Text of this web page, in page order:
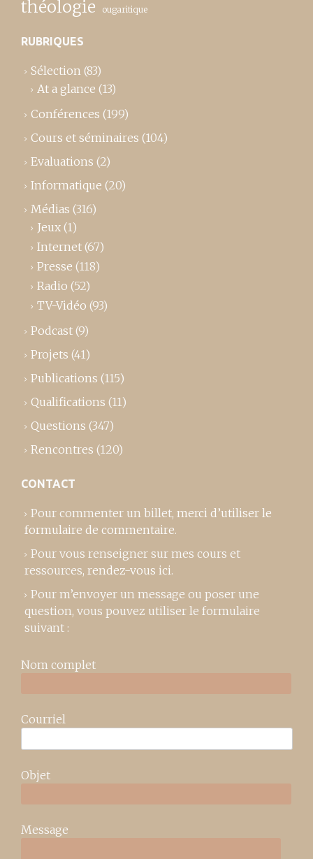
théologie ougaritique
RUBRIQUES
Sélection (83)
At a glance (13)
Conférences (199)
Cours et séminaires (104)
Evaluations (2)
Informatique (20)
Médias (316)
Jeux (1)
Internet (67)
Presse (118)
Radio (52)
TV-Vidéo (93)
Podcast (9)
Projets (41)
Publications (115)
Qualifications (11)
Questions (347)
Rencontres (120)
CONTACT
Pour commenter un billet, merci d’utiliser le
formulaire de commentaire.
Pour vous renseigner sur mes cours et
ressources, rendez-vous ici.
Pour m’envoyer un message ou poser une
question, vous pouvez utiliser le formulaire
suivant :
Nom complet
Courriel
Objet
Message